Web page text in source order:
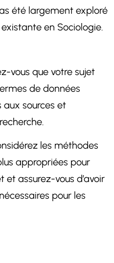
été largement exploré
en Sociologie.
vous que votre sujet
de données
aux sources et
les méthodes
appropriées pour
et assurez-vous d’avoir
pour les